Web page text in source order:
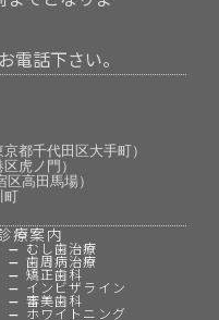
話下さい。
都千代田区大手町）
虎ノ門）
高田馬場）
町
療案内
むし歯治療
歯周病治療
矯正歯科
インビザライン
審美歯科
ホワイトニング